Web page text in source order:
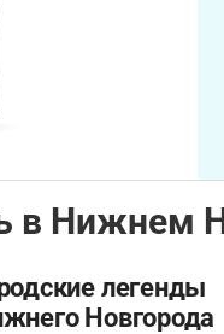
в Нижнем
легенды
Новгорода